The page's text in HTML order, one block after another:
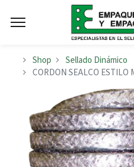
Shop
Sellado Dinámico
CORDON SEALCO ESTILO